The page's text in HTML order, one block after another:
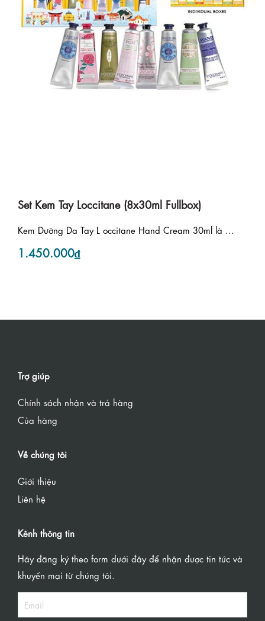
Set Kem Tay Loccitane (8x30ml Fullbox)
Kem Dưỡng Da Tay L occitane Hand Cream 30ml là ...
1.450.000₫
Trợ giúp
Chính sách nhận và trả hàng
Của hàng
Về chúng tôi
Giới thiệu
Liên hệ
Kênh thông tin
Hãy đăng ký theo form dưới đây để nhận được tin tức và
khuyến mại từ chúng tôi.